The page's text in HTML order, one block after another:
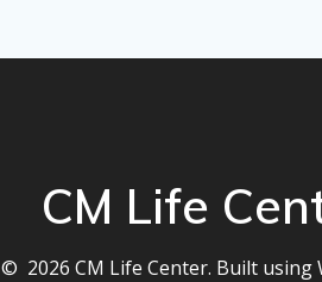
CM Life
© 2026 CM Life Center. Built using